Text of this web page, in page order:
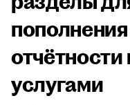
услугами